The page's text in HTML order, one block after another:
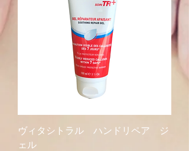
ヴィタシトラル ハンドリペア ジ
ェル